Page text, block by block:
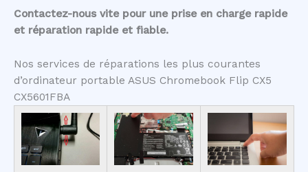
Contactez-nous vite pour une prise en charge rapide
et réparation rapide et fiable.
Nos services de réparations les plus courantes
d’ordinateur portable ASUS Chromebook Flip CX5
CX5601FBA